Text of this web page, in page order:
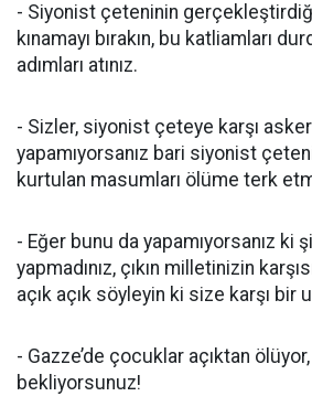
- Siyonist çeteninin
kınamayı bırakın, bu katliamları
adımları atınız.
- Sizler, siyonist çeteye karşı
yapamıyorsanız bari siyonist
kurtulan masumları ölüme terk
- Eğer bunu da yapamıyorsanız ki
yapmadınız, çıkın milletinizin
açık açık söyleyin ki size karşı
- Gazze’de çocuklar açıktan
bekliyorsunuz!